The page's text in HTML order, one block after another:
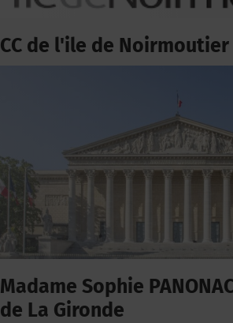
CC de l'ile de Noirmoutier
Madame Sophie
de La Gironde